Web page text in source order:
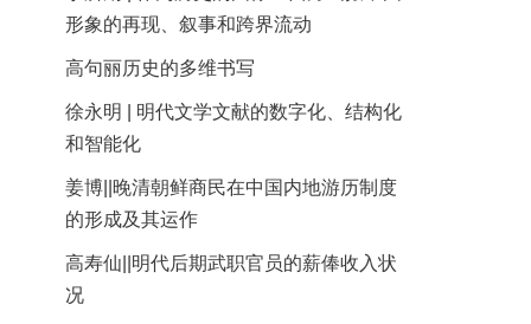
形象的再现、叙事和跨界流动
高句丽历史的多维书写
徐永明 | 明代文学文献的数字化、结构化
和智能化
姜博||晚清朝鲜商民在中国内地游历制度
的形成及其运作
高寿仙||明代后期武职官员的薪俸收入状
况